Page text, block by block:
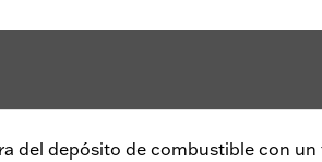
del depósito de combustible con